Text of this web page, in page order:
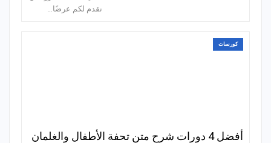
نقدم لكم عرضًا…
كورسات
أفضل 4 دورات شرح متن تحفة الأطفال والغلمان